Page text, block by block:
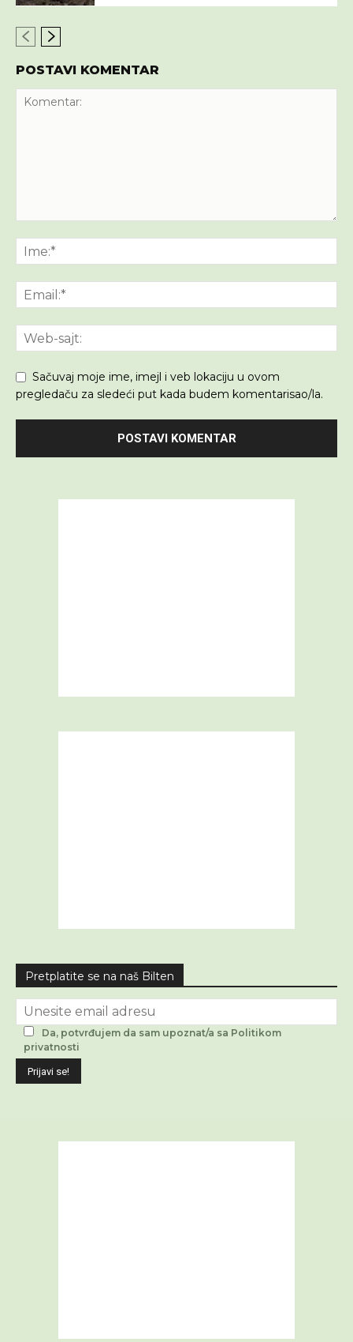
POSTAVI KOMENTAR
Sačuvaj moje ime, imejl i veb lokaciju u ovom
pregledaču za sledeći put kada budem komentarisao/la.
Pretplatite se na naš Bilten
Da, potvrđujem da sam upoznat/a sa Politikom
privatnosti